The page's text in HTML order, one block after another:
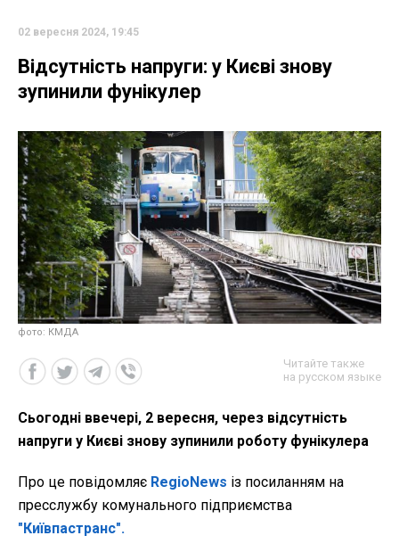
02 вересня 2024, 19:45
Відсутність напруги: у Києві знову
зупинили фунікулер
фото: КМДА
Читайте также
на русском языке
Сьогодні ввечері, 2 вересня, через відсутність
напруги у Києві знову зупинили роботу фунікулера
Про це повідомляє RegioNews із посиланням на
пресслужбу комунального підприємства
"Київпастранс".